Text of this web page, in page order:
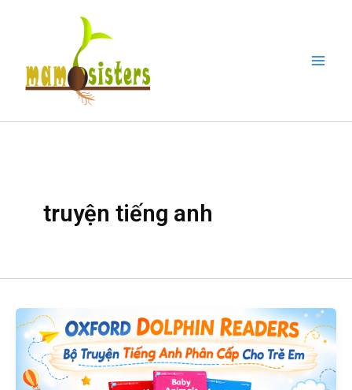
dung
truyện tiếng anh